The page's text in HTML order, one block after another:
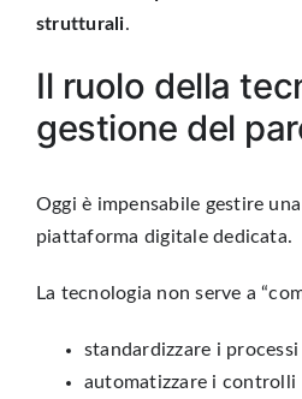
strutturali.
Il ruolo della
gestione del
Oggi è impensabile gestire
piattaforma digitalededicata.
La tecnologia non serve a
standardizzare i processi
automatizzare i controlli